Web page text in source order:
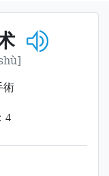
術
4